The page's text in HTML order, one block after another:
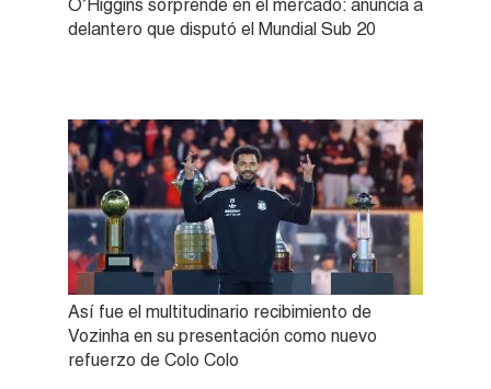
O’Higgins sorprende en el mercado: anuncia a
delantero que disputó el Mundial Sub 20
Así fue el multitudinario recibimiento de
Vozinha en su presentación como nuevo
refuerzo de Colo Colo